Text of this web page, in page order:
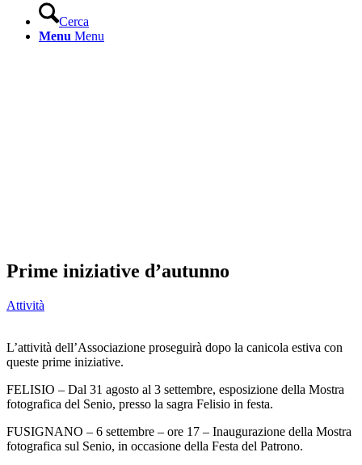
Cerca
Menu Menu
Prime iniziative d’autunno
Attività
L’attività dell’Associazione proseguirà dopo la canicola estiva con
queste prime iniziative.
FELISIO – Dal 31 agosto al 3 settembre, esposizione della Mostra
fotografica del Senio, presso la sagra Felisio in festa.
FUSIGNANO – 6 settembre – ore 17 – Inaugurazione della Mostra
fotografica sul Senio, in occasione della Festa del Patrono.